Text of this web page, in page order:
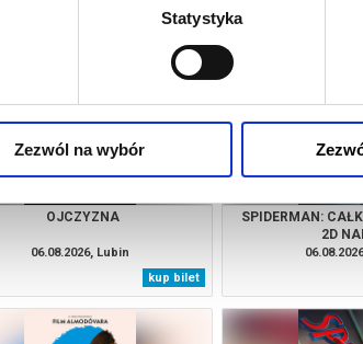
Statystyka
Zezwól na wybór
OJCZYZNA
06.08.2026, Lubin
kup bilet
SPIDERMAN:
2D